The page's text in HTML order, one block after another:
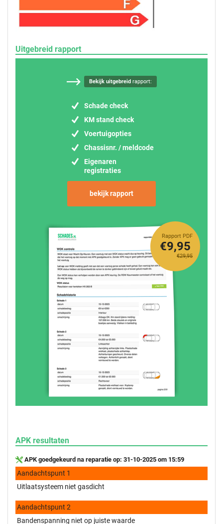
Uitgebreid rapport
Bekijk uitgebreidrapport:
Schade check
KM stand check
Voertuigopties
Chassisnr. / meldcode
Eigenaren
registraties
bekijk rapport
Rapport PDF
€29,95
€9,95
APK resultaten
APK goedgekeurd na reparatie op: 31-10-2025 om 15:59
Aandachtspunt 1
Uitlaatsysteem niet gasdicht
Aandachtspunt 2
Bandenspanning niet op juiste waarde